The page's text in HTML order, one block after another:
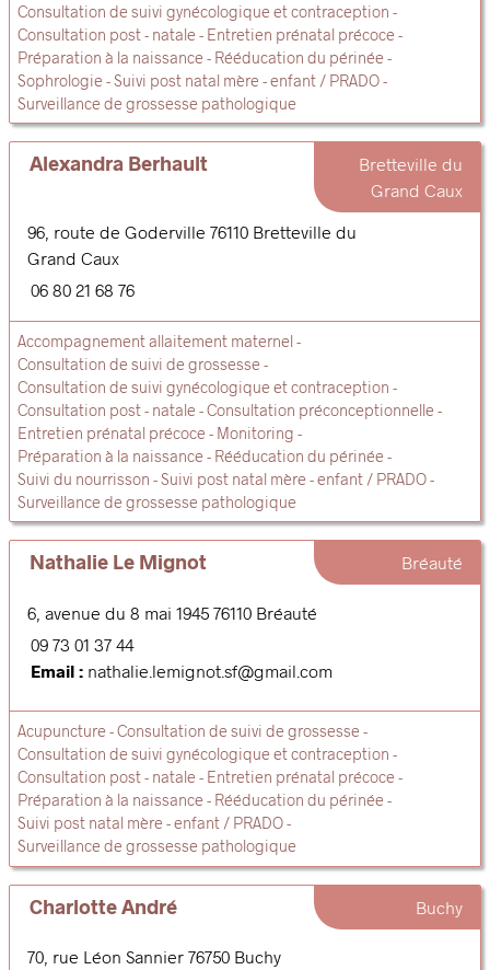
Consultation de suivi gynécologique et contraception
Consultation post - natale
Entretien prénatal précoce
Préparation à la naissance
Rééducation du périnée
Sophrologie
Suivi post natal mère - enfant / PRADO
Surveillance de grossesse pathologique
Alexandra Berhault
Bretteville du
Grand Caux
96, route de Goderville 76110 Bretteville du
Grand Caux
06 80 21 68 76
Accompagnement allaitement maternel
Consultation de suivi de grossesse
Consultation de suivi gynécologique et contraception
Consultation post - natale
Consultation préconceptionnelle
Entretien prénatal précoce
Monitoring
Préparation à la naissance
Rééducation du périnée
Suivi du nourrisson
Suivi post natal mère - enfant / PRADO
Surveillance de grossesse pathologique
Nathalie Le Mignot Bréauté
6, avenue du 8 mai 1945 76110 Bréauté
09 73 01 37 44
Email : nathalie.lemignot.sf@gmail.com
Acupuncture
Consultation de suivi de grossesse
Consultation de suivi gynécologique et contraception
Consultation post - natale
Entretien prénatal précoce
Préparation à la naissance
Rééducation du périnée
Suivi post natal mère - enfant / PRADO
Surveillance de grossesse pathologique
Charlotte André Buchy
70, rue Léon Sannier 76750 Buchy